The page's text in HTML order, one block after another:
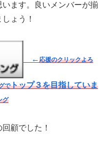
ます。良いメンバーが揃
ょう！
← 応援のクリックよろ
でトップ３を目指していま
グ
顧でした！